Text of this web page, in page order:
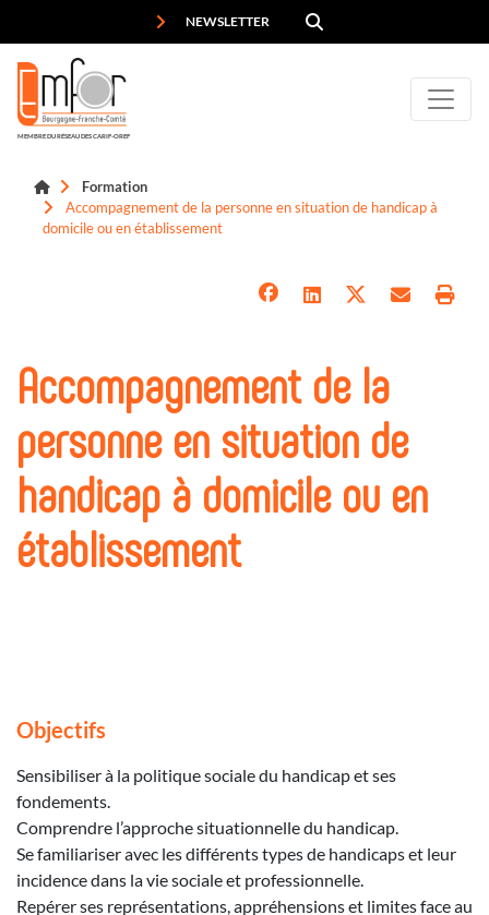
NEWSLETTER
MEMBRE DU RÉSEAU DES CARIF-OREF
Formation
Accompagnement de la personne en situation de handicap à
domicile ou en établissement
Accompagnement de la
personne en situation de
handicap à domicile ou en
établissement
Objectifs
Sensibiliser à la politique sociale du handicap et ses
fondements.
Comprendre l’approche situationnelle du handicap.
Se familiariser avec les différents types de handicaps et leur
incidence dans la vie sociale et professionnelle.
Repérer ses représentations, appréhensions et limites face au
Panneau de gestion des cookies